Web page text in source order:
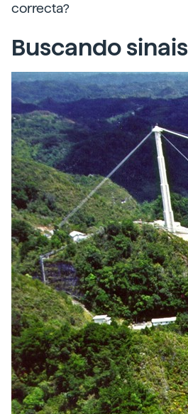
correcta?
Buscando sinais